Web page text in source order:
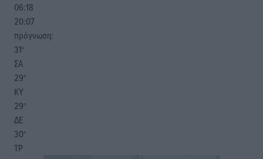
06:18
20:07
πρόγνωση:
31°
ΣΑ
29°
ΚΥ
29°
ΔΕ
30°
ΤΡ